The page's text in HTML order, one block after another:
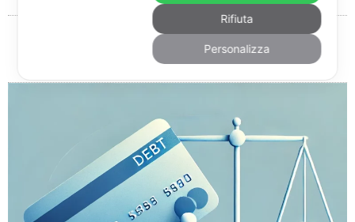
Giuseppe Monardo
09:43
Nessun commento
Rifiuta
Personalizza